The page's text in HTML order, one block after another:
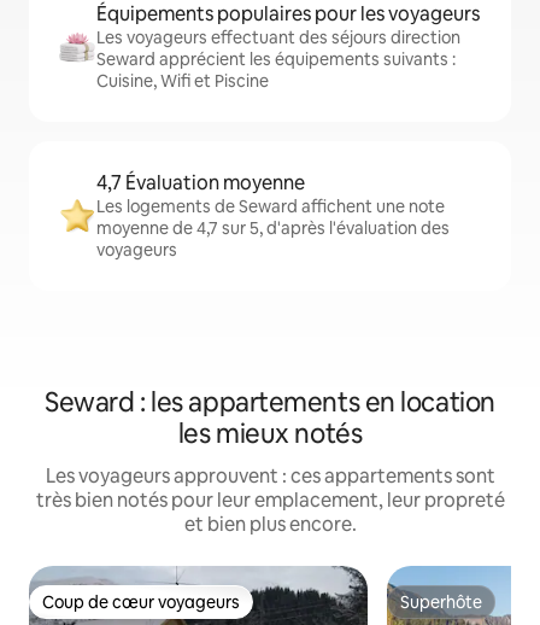
Équipements populaires pour les voyageurs
Les voyageurs effectuant des séjours direction
Seward apprécient les équipements suivants :
Cuisine, Wifi et Piscine
4,7 Évaluation moyenne
Les logements de Seward affichent une note
moyenne de 4,7 sur 5, d'après l'évaluation des
voyageurs
Seward : les appartements en location
les mieux notés
Les voyageurs approuvent : ces appartements sont
très bien notés pour leur emplacement, leur propreté
et bien plus encore.
Coup de cœur voyageurs
Coup de cœur voyageurs Superhôte
Superhôte